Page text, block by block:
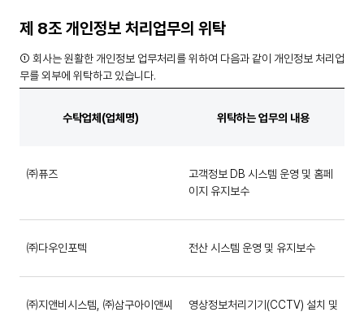
제 8조 개인정보 처리업무의 위탁
① 회사는 원활한 개인정보 업무처리를 위하여 다음과 같이 개인정보 처리업
무를 외부에 위탁하고 있습니다.
수탁업체(업체명) 위탁하는 업무의 내용
㈜퓨즈
고객정보 DB 시스템 운영 및 홈페
이지 유지보수
㈜다우인포텍 전산 시스템 운영 및 유지보수
㈜지앤비시스템, ㈜삼구아이앤씨
영상정보처리기기(CCTV) 설치 및